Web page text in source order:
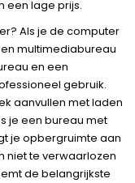
een lage prijs.
Als je de computer
multimediabureau
en een
gebruik.
aanvullen met laden
je een bureau met
je opbergruimte aan
niet te verwaarlozen
de belangrijkste